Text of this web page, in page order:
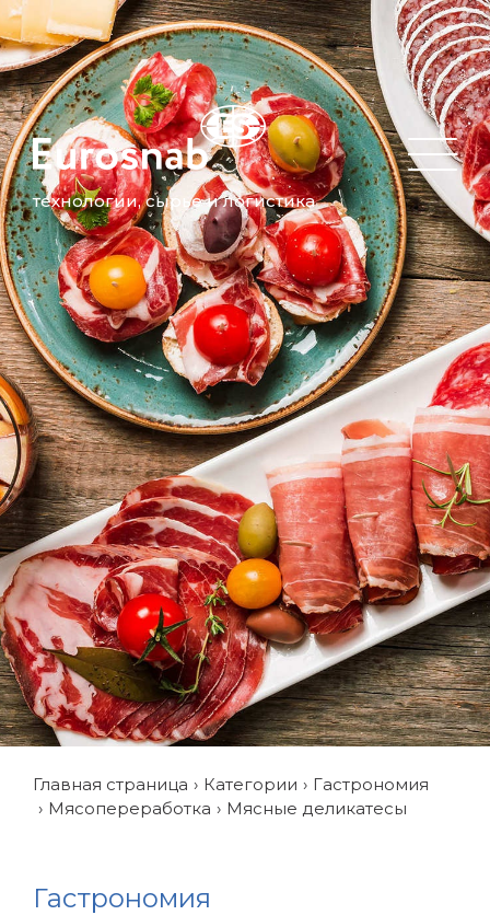
технологии, сырье и логистика
Главная страница Категории
Гастрономия
Мясопереработка
Мясные деликатесы
Гастрономия